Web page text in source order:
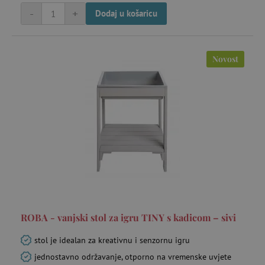
+
- Dodaj u košaricu
Novost
ROBA - vanjski stol za igru TINY s kadicom – sivi
stol je idealan za kreativnu i senzornu igru
jednostavno održavanje, otporno na vremenske uvjete